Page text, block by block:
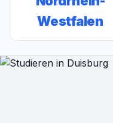
Westfalen